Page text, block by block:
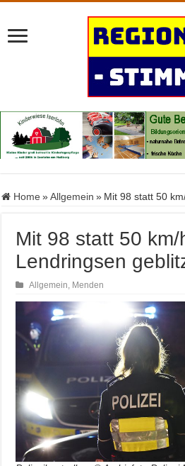
Home » Allgemein » Mit 98 statt 50
Mit 98 statt 50 km/
Lendringsen
Allgemein Menden